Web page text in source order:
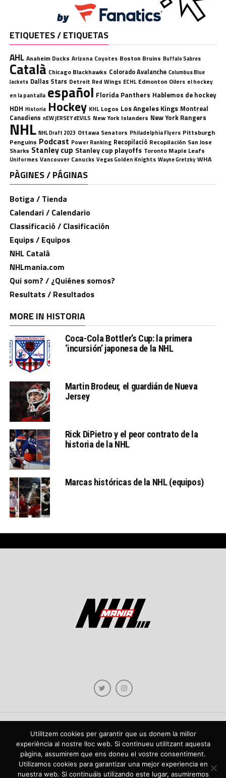
ETIQUETES / ETIQUETAS
AHL Anaheim Ducks Arizona Coyotes Boston Bruins Buffalo Sabres
Català Chicago Blackhawks Colorado Avalanche Columbus Blue
Jackets Dallas Stars Detroit Red Wings ECHL Edmonton Oilers el hockey
en la pantalla español Florida Panthers Hablemos de hockey
HDH Historia Hockey KHL Logos Los Angeles Kings Montreal
Canadiens nEW jERSEY dEVILS New York Islanders New York Rangers
NHL NHL Draft 2023 Ottawa Senators Philadelphia Flyers Pittsburgh
Penguins Podcast Power Ranking Recopilació Recopilación San Jose
Sharks Stanley cup Stanley cup playoffs Toronto Maple Leafs
Uniformes Vancouver Canucks Vegas Golden Knights Wayne Gretzky WHA
PÀGINES / PÁGINAS
Botiga / Tienda
Calendari / Calendario
Classificació / Clasificación
Equips / Equipos
NHL Català
NHLmania.com
Qui som? / ¿Quiénes somos?
Resultats / Resultados
MORE IN HISTORIA
Coca-Cola Bottler’s Cup: la primera
‘incursión’ japonesa de la NHL
Martin Brodeur, el guardián de Nueva
Jersey
Rick DiPietro y el peor contrato de la
historia de la NHL
Marcas históricas de la NHL (equipos)
Copyright © 2021 NHLmania.com. Tots els drets reservats / Todos los derechos
reservados. NHLmania és una web dedicada a la difusió de contingut sobre la
NHL, tant en català com en castellà. L'escut de NHLmania.com és propietat de la
web en qüestió. NHLmania es una web dedicada a la difusión de contenido sobre
la NHL, tanto en español como en catalán. El escudo deNHLmania.com es
Utilitzem cookies per garantir que us donem la millor
experiència al nostre lloc web. Si continueu utilitzant aquesta
pàgina, assumirem que ens doneu el vostre consentiment.
Utilizamos cookies para garantizar una mejor experiencia en
nuestra web. Si continuáis utilizando este lugar, asumiremos